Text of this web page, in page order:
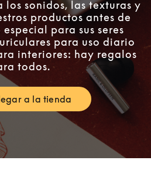
los sonidos, las texturas y
productos antes de
para sus seres
para uso diario
interiores: hay regalos
todos.
a la tienda
Link Opens in New Tab